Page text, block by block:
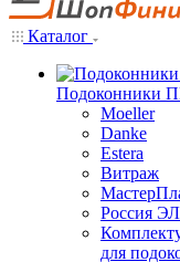
Каталог
Подоконники
Moeller
Danke
Estera
Витраж
Россия
для